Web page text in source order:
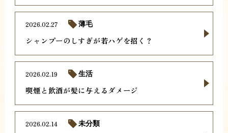
シャンプーのしすぎが若ハゲを招く？
2026.02.27 薄毛
喫煙と飲酒が髪に与えるダメージ
2026.02.19 生活
2026.02.14 未分類